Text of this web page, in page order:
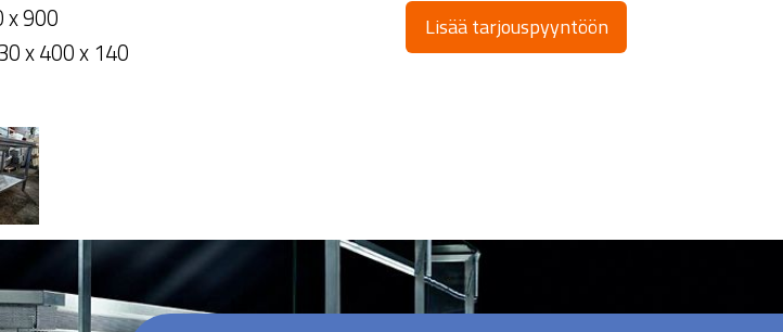
x 900
x 400 x 140
Lisää tarjouspyyntöön